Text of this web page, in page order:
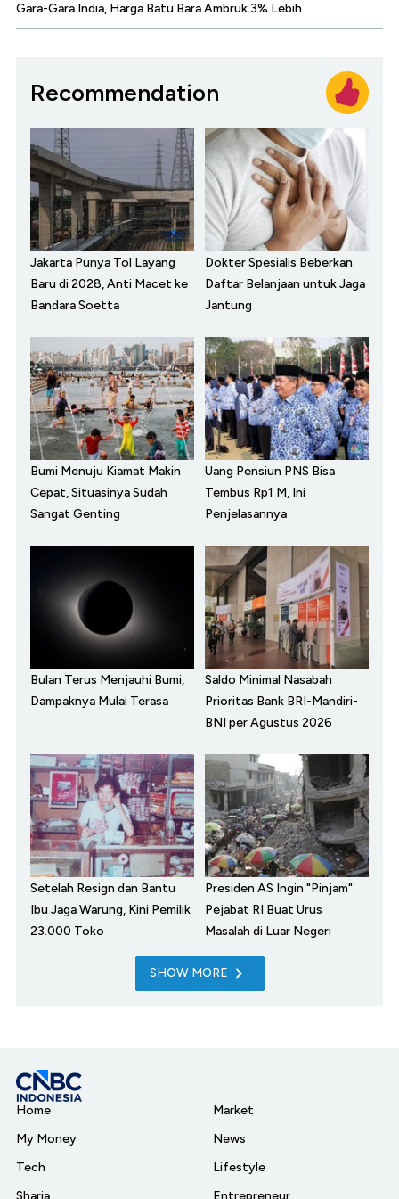
Gara-Gara India, Harga Batu Bara Ambruk 3% Lebih
Recommendation
Jakarta Punya Tol Layang
Baru di 2028, Anti Macet ke
Bandara Soetta
Dokter Spesialis Beberkan
Daftar Belanjaan untuk Jaga
Jantung
Bumi Menuju Kiamat Makin
Cepat, Situasinya Sudah
Sangat Genting
Uang Pensiun PNS Bisa
Tembus Rp1 M, Ini
Penjelasannya
Bulan Terus Menjauhi Bumi,
Dampaknya Mulai Terasa
Saldo Minimal Nasabah
Prioritas Bank BRI-Mandiri-
BNI per Agustus 2026
Setelah Resign dan Bantu
Ibu Jaga Warung, Kini Pemilik
23.000 Toko
Presiden AS Ingin "Pinjam"
Pejabat RI Buat Urus
Masalah di Luar Negeri
SHOW MORE
Home
My Money
Tech
Market
News
Lifestyle